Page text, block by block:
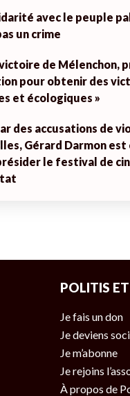
avec le peuple
un crime
victoire de Mélenchon,
pour obtenir des
et écologiques »
des accusations de
Gérard Darmon est
le festival de
POLITIS
Je fais un don
Je deviens
Je m’abonne
Je rejoins
À propos de